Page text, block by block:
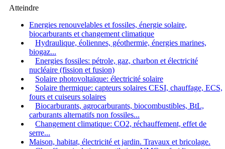
Atteindre
Energies renouvelables et fossiles, énergie solaire,
biocarburants et changement climatique
Hydraulique, éoliennes, géothermie, énergies marines,
biogaz...
Energies fossiles: pétrole, gaz, charbon et électricité
nucléaire (fission et fusion)
Solaire photovoltaïque: électricité solaire
Solaire thermique: capteurs solaires CESI, chauffage, ECS,
fours et cuiseurs solaires
Biocarburants, agrocarburants, biocombustibles, BtL,
carburants alternatifs non fossiles...
Changement climatique: CO2, réchauffement, effet de
serre...
Maison, habitat, électricité et jardin. Travaux et bricolage.